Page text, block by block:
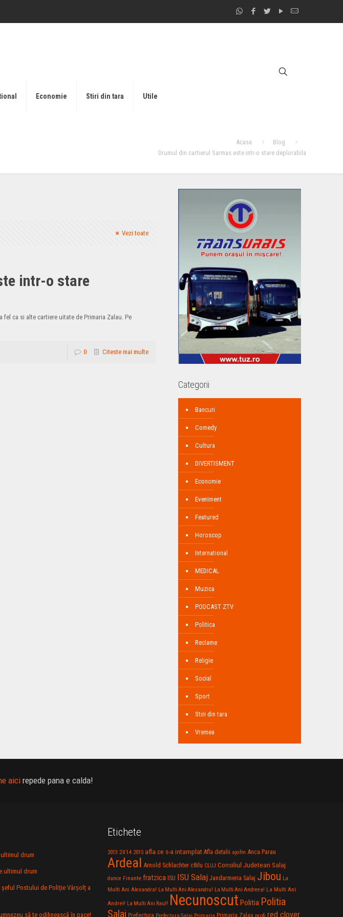
Economie Stiri din tara Utile
Acasa
Blog
Drumul din cartierul Sarmas este intr-o stare deplorabila
Vezi toate
intr-o stare
ca si alte cartiere uitate de Primaria Zalau. Pe
0 Citeste mai multe
Categorii
Bancuri
Comedy
Cultura
DIVERTISMENT
Economie
Eveniment
Featured
Horoscop
International
MEDICAL
Muzica
PODCAST ZTV
Politica
Reclame
Religie
Social
Sport
Stiri din tara
Vremea
aicirepede pana e calda!
drum
ultimul drum
Postului de Poliție Vârșolț a
sã te odihneascã în pace!
Etichete
2013 2014 2015 afla ce s-a intamplat Afla detalii ajofm Anca Parau
Ardeal Arnold Schlachter c8ilu CLUJ Consiliul Judetean Salaj
dance Finante fratzica ISU ISU Salaj Jandarmeria Salaj Jibou La
Multi Ani Alexandra! La Multi Ani Alexandru! La Multi Ani Andreea! La Multi Ani
Andrei! La Multi Ani Raul! Necunoscut Politia Politia
Salaj Prefectura Primaria Zalau profi red clover